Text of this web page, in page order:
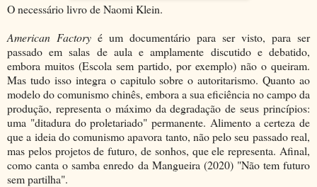
O necessário livro de Naomi Klein.
American Factory é um documentário para ser visto, para ser
passado em salas de aula e amplamente discutido e debatido,
embora muitos (Escola sem partido, por exemplo) não o queiram.
Mas tudo isso integra o capitulo sobre o autoritarismo. Quanto ao
modelo do comunismo chinês, embora a sua eficiência no campo da
produção, representa o máximo da degradação de seus princípios:
uma "ditadura do proletariado" permanente. Alimento a certeza de
que a ideia do comunismo apavora tanto, não pelo seu passado real,
mas pelos projetos de futuro, de sonhos, que ele representa. Afinal,
como canta o samba enredo da Mangueira (2020) "Não tem futuro
sem partilha".